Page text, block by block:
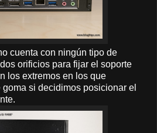
cuenta con ningún tipo de
orificios para fijar el soporte
los extremos en los que
si decidimos posicionar el